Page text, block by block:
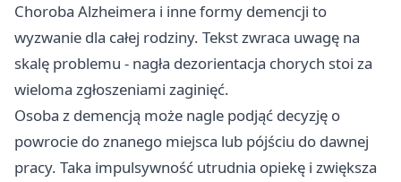
Choroba Alzheimera i inne formy demencji to
wyzwanie dla całej rodziny. Tekst zwraca uwagę na
skalę problemu - nagła dezorientacja chorych stoi za
wieloma zgłoszeniami zaginięć.
Osoba z demencją może nagle podjąć decyzję o
powrocie do znanego miejsca lub pójściu do dawnej
pracy. Taka impulsywność utrudnia opiekę i zwiększa